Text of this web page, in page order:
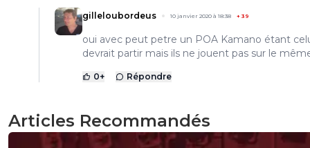
gilleloubordeus 10 janvier 2020 à 18:38 + 39
oui avec peut petre un POA Kamano étant
devrait partir mais ils ne jouent pas sur le
0+ Répondre
Articles Recommandés